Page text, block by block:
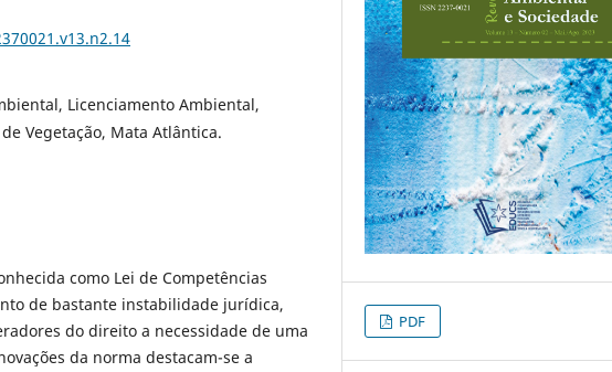
Licenciamento Ambiental,
Vegetação, Mata Atlântica.
como Lei de Competências
de bastante instabilidade jurídica,
do direito a necessidade de uma
da norma destacam-se a
PDF